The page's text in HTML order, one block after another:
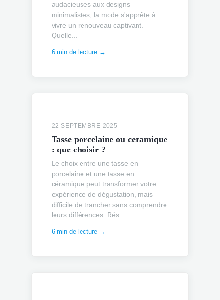
audacieuses aux designs
minimalistes, la mode s'apprête à
vivre un renouveau captivant.
Quelle...
6 min de lecture →
22 SEPTEMBRE 2025
Tasse porcelaine ou ceramique
: que choisir ?
Le choix entre une tasse en
porcelaine et une tasse en
céramique peut transformer votre
expérience de dégustation, mais
difficile de trancher sans comprendre
leurs différences. Rés...
6 min de lecture →